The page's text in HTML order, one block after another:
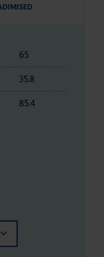
65
35.8
85.4